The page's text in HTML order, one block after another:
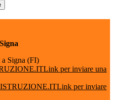
Signa (FI)
Link per inviare una
Link per inviare